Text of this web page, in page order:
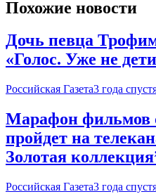
Похожие новости
Дочь певца
«Голос. Уже не
Российская Газета3 года
Марафон фильмов
пройдет на
Золотая
Российская Газета3 года